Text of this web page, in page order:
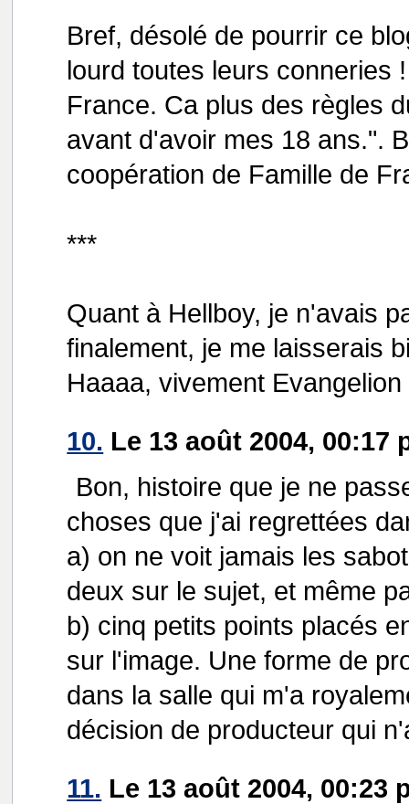
Bref, désolé de pourrir ce
lourd toutes leurs conneries
France. Ca plus des règles
avant d'avoir mes 18 ans.".
coopération de Famille de
***
Quant à Hellboy, je n'avais
finalement, je me laisserais
Haaaa, vivement
10. Le 13 août 2004, 00:17
Bon, histoire que je ne
choses que j'ai regrettées
a) on ne voit jamais les
deux sur le sujet, et même
b) cinq petits points placés
sur l'image. Une forme de
dans la salle qui m'a
décision de producteur qui
11. Le 13 août 2004, 00:23